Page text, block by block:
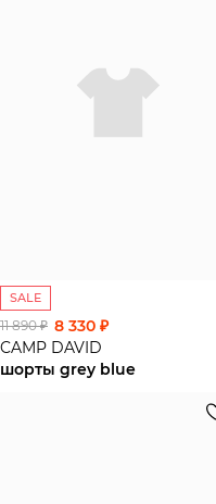
SALE
11 890 ₽ 8 330 ₽
CAMP DAVID
шорты grey blue